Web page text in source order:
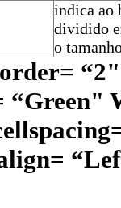
indica ao
dividido
o
“Green"